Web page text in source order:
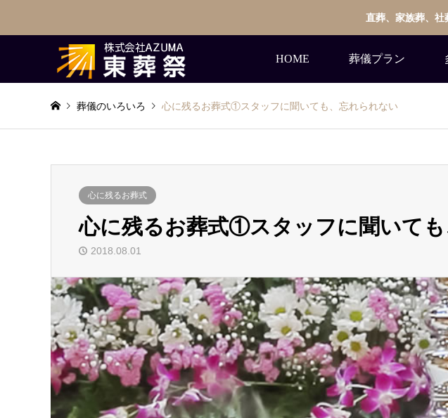
直葬、家族葬、
HOME 葬儀プラン
葬儀のいろいろ 心に残るお葬式①スタッフに聞いても、忘れられない
心に残るお葬式
心に残るお葬式①スタッフに聞いて
2018.08.01